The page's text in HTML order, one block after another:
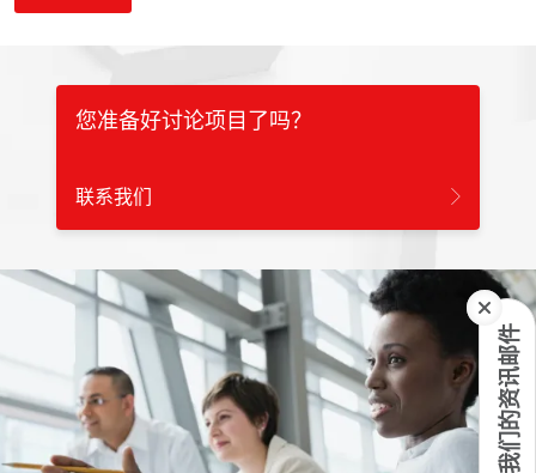
订阅我们的资讯邮件
您准备好讨论项目了吗？
联系我们